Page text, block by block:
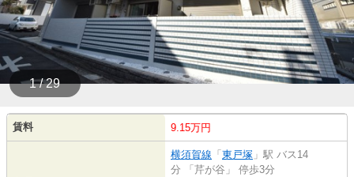
1 / 29
賃料 9.15万円
横須賀線 「 東戸塚 」駅 バス14
分 「芹が谷」 停歩3分